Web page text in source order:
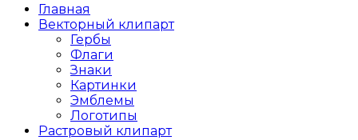
Главная
Векторный клипарт
Гербы
Флаги
Знаки
Картинки
Эмблемы
Логотипы
Растровый клипарт